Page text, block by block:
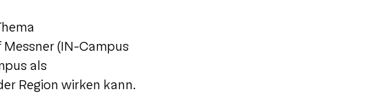
(IN-Campus
als
Region wirken kann.